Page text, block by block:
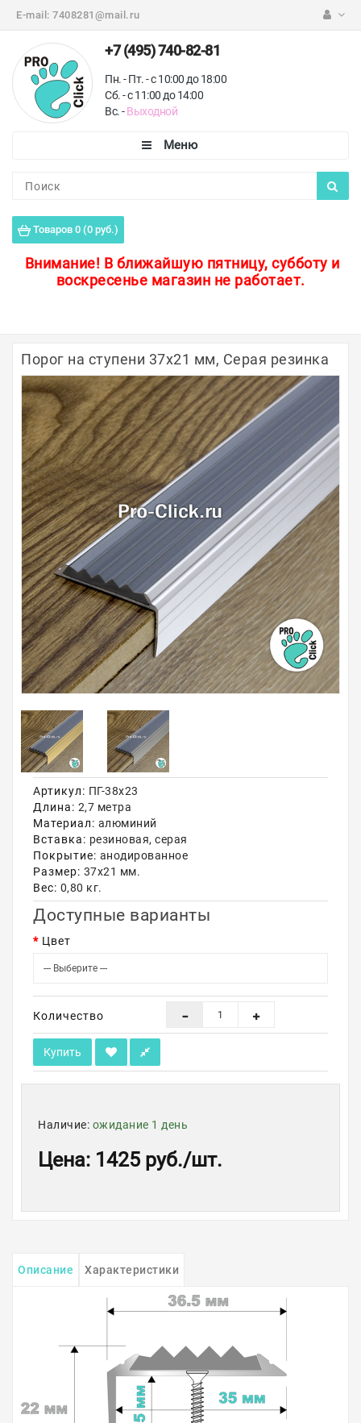
E-mail: 7408281@mail.ru
+7 (495) 740-82-81
Пн. - Пт. - с 10:00 до 18:00
Сб. - с 11:00 до 14:00
Вс. -Выходной
Товаров 0 (0 руб.)
Внимание! В ближайшую пятницу, субботу и
воскресенье магазин не работает.
Пороги для пола
Защитные уголки
Полосы из металла
Плинтуса
Профили для стекла и SPC
Обводы для труб
Алюминиевые профили
Крепёж и крепления
Садовая мебель
Оплата
Доставка
Самовывоз
Контакты
Акции
Порог на ступени 37х21 мм, Серая резинка
Артикул: ПГ-38х23
Длина: 2,7 метра
Материал: алюминий
Вставка: резиновая, серая
Покрытие: анодированное
Размер: 37х21 мм.
Вес: 0,80 кг.
Доступные варианты
Цвет
Количество
Купить
Наличие: ожидание 1 день
Цена: 1425 руб./шт.
Описание Характеристики